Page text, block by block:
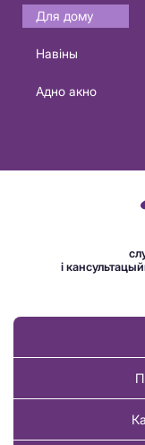
Основная
навигация
Для дому
Навіны
Адно акно
і